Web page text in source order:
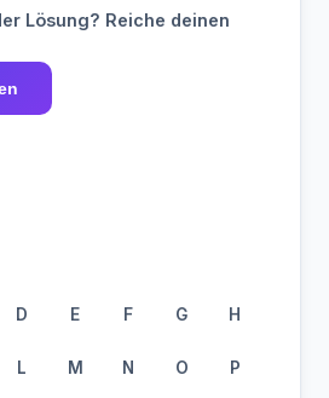
Lösung? Reiche deinen
D E F G H
L M N O P